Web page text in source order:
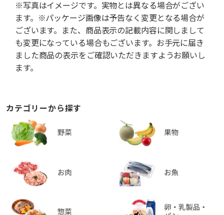
※写真はイメージです。実物とは異なる場合がござい
ます。※パッケージ画像は予告なく変更となる場合が
ございます。また、商品表示の記載内容に関しまして
も変更になっている場合もございます。お手元に届き
ました商品の表示をご確認いただきますようお願いし
ます。
カテゴリーから探す